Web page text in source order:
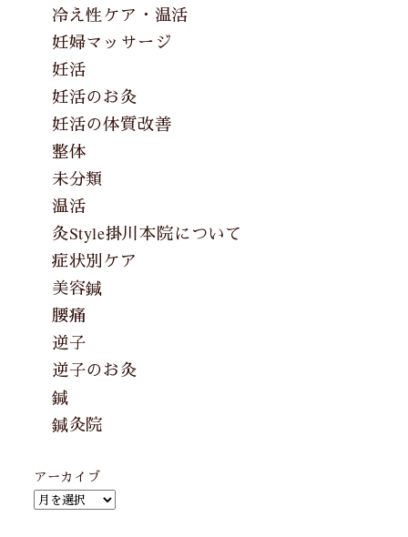
冷え性ケア・温活
妊婦マッサージ
妊活
妊活のお灸
妊活の体質改善
整体
未分類
温活
灸Style掛川本院について
症状別ケア
美容鍼
腰痛
逆子
逆子のお灸
鍼
鍼灸院
アーカイブ